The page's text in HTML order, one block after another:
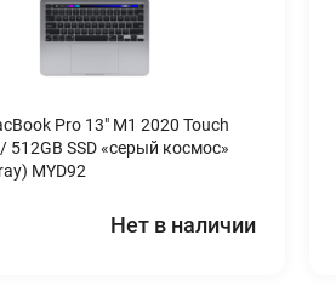
Pro 13″ M1 2020 Touch
512GB SSD «серый космос»
MYD92
Нет в наличии